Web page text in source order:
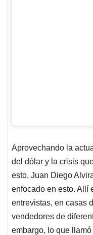
Aprovechando la
del dólar y la crisis
esto, Juan Diego
enfocado en esto. Allí
entrevistas, en casas
vendedores de
embargo, lo que